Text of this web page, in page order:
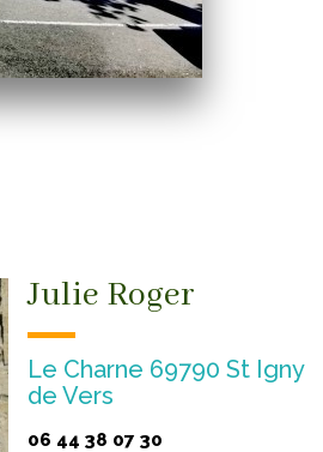
Julie Roger
Le Charne 69790 St Igny
de Vers
06 44 38 07 30